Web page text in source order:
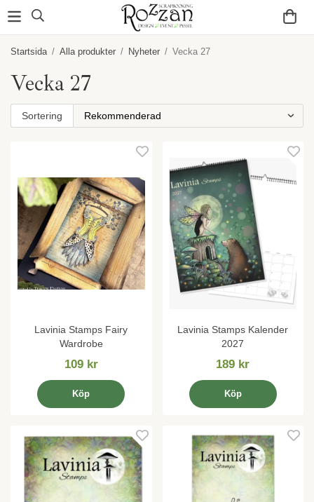
Startsida / Alla produkter / Nyheter / Vecka 27
Vecka 27
Sortering
Lavinia Stamps Fairy
Wardrobe
109 kr
Köp
Lavinia Stamps Kalender
2027
189 kr
Köp